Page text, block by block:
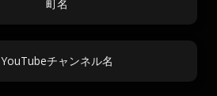
町名
YouTubeチャンネル名